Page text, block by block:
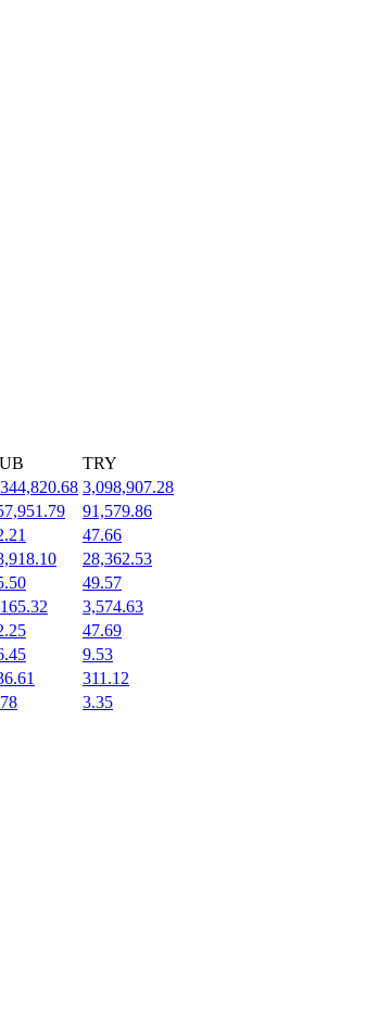
TRY
3,098,907.28
91,579.86
47.66
28,362.53
49.57
3,574.63
47.69
9.53
311.12
3.35